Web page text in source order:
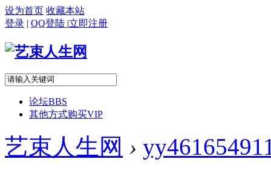
设为首页 收藏本站
登录 | QQ登陆 |立即注册
论坛BBS
其他方式购买VIP
艺束人生网 ›